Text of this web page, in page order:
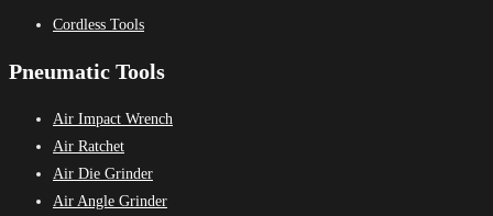
Cordless Tools
Pneumatic Tools
Air Impact Wrench
Air Ratchet
Air Die Grinder
Air Angle Grinder